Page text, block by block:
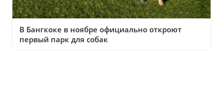
В Бангкоке в ноябре официально откроют
первый парк для собак